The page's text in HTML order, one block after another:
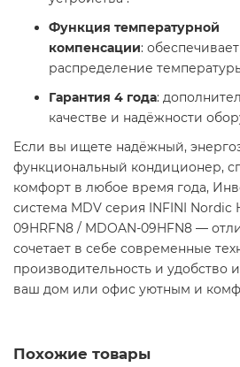
Функция температурной
компенсации:
распределение
Гарантия 4 года:
качестве и надёжности
Если вы ищете надёжный,
функциональный кондиционер,
комфорт в любое время года,
система MDV серия INFINI Nordic
09HRFN8 / MDOAN-09HFN8 —
сочетает в себе современные
производительность и удобство
ваш дом или офис уютным и
Похожие товары